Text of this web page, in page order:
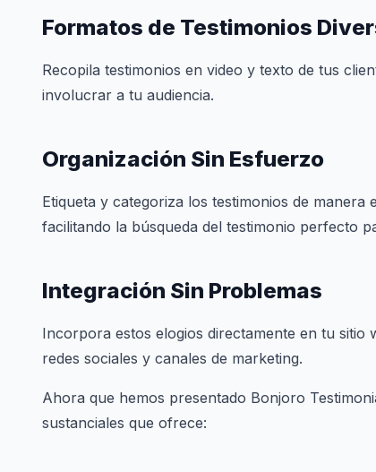
Formatos de Testimonios
Recopila testimonios en video y texto de tus
involucrar a tu audiencia.
Organización Sin Esfuerzo
Etiqueta y categoriza los testimonios de
facilitando la búsqueda del testimonio perfecto
Integración Sin Problemas
Incorpora estos elogios directamente en tu
redes sociales y canales de marketing.
Ahora que hemos presentado Bonjoro
sustanciales que ofrece: